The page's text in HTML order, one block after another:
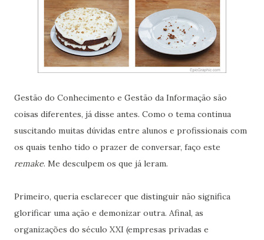
Gestão do Conhecimento e Gestão da Informação são
coisas diferentes, já disse antes. Como o tema continua
suscitando muitas dúvidas entre alunos e profissionais com
os quais tenho tido o prazer de conversar, faço este
remake. Me desculpem os que já leram.
Primeiro, queria esclarecer que distinguir não significa
glorificar uma ação e demonizar outra. Afinal, as
organizações do século XXI (empresas privadas e